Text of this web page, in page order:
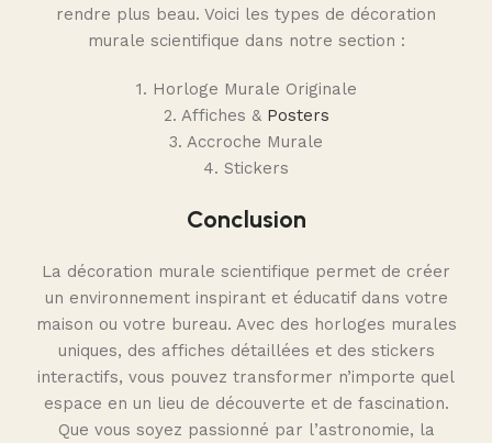
rendre plus beau. Voici les types de décoration
murale scientifique dans notre section :
1. Horloge Murale Originale
2. Affiches & Posters
3. Accroche Murale
4. Stickers
Conclusion
La décoration murale scientifique permet de créer
un environnement inspirant et éducatif dans votre
maison ou votre bureau. Avec des horloges murales
uniques, des affiches détaillées et des stickers
interactifs, vous pouvez transformer n’importe quel
espace en un lieu de découverte et de fascination.
Que vous soyez passionné par l’astronomie, la